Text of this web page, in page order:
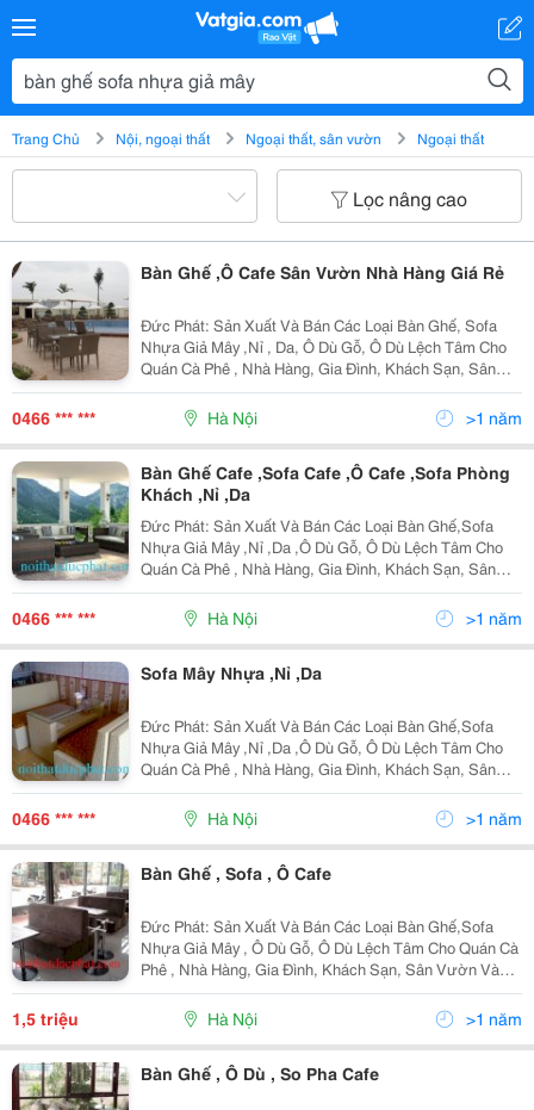
Trang Chủ Nội, ngoại thất Ngoại thất, sân vườn Ngoại thất
Lọc nâng cao
Bàn Ghế ,Ô Cafe Sân Vườn Nhà Hàng Giá Rẻ
Đức Phát: Sản Xuất Và Bán Các Loại Bàn Ghế, Sofa
Nhựa Giả Mây ,Nỉ , Da, Ô Dù Gỗ, Ô Dù Lệch Tâm Cho
Quán Cà Phê , Nhà Hàng, Gia Đình, Khách Sạn, Sân
Vườn Và Resort ,,,.. Hãy Đến Với Cty Chúng Tôi, Quý
Khách Sẽ Lựu Chọn Được Sản Phẩm Ưng Ý Nhất.
0466 *** *** Hà Nội >1 năm
Bàn Ghế Cafe ,Sofa Cafe ,Ô Cafe ,Sofa Phòng
Khách ,Nỉ ,Da
Đức Phát: Sản Xuất Và Bán Các Loại Bàn Ghế,Sofa
Nhựa Giả Mây ,Nỉ ,Da ,Ô Dù Gỗ, Ô Dù Lệch Tâm Cho
Quán Cà Phê , Nhà Hàng, Gia Đình, Khách Sạn, Sân
Vườn Và Resort ,,,.. Hãy Đến Với Cty Chúng Tôi, Quý
Khách Sẽ Lựu Chọn Được Sản Phẩm Ưng Ý Nhất.
0466 *** *** Hà Nội >1 năm
Sofa Mây Nhựa ,Nỉ ,Da
Đức Phát: Sản Xuất Và Bán Các Loại Bàn Ghế,Sofa
Nhựa Giả Mây ,Nỉ ,Da ,Ô Dù Gỗ, Ô Dù Lệch Tâm Cho
Quán Cà Phê , Nhà Hàng, Gia Đình, Khách Sạn, Sân
Vườn Và Resort ,,,.. Hãy Đến Với Cty Chúng Tôi, Quý
Khách Sẽ Lựu Chọn Được Sản Phẩm Ưng Ý Nhất.
0466 *** *** Hà Nội >1 năm
Bàn Ghế , Sofa , Ô Cafe
Đức Phát: Sản Xuất Và Bán Các Loại Bàn Ghế,Sofa
Nhựa Giả Mây , Ô Dù Gỗ, Ô Dù Lệch Tâm Cho Quán Cà
Phê , Nhà Hàng, Gia Đình, Khách Sạn, Sân Vườn Và
Resort ,,,.. Hãy Đến Với Cty Chúng Tôi, Quý Khách Sẽ
Lựu Chọn Được Sản Phẩm Ưng Ý Nhất. Websit
1,5 triệu Hà Nội >1 năm
Bàn Ghế , Ô Dù , So Pha Cafe